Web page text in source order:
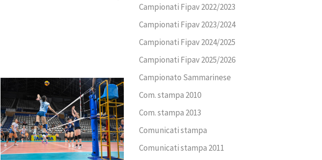
Campionati Fipav 2022/2023
Campionati Fipav 2023/2024
Campionati Fipav 2024/2025
Campionati Fipav 2025/2026
Campionato Sammarinese
Com. stampa 2010
Com. stampa 2013
Comunicati stampa
Comunicati stampa 2011